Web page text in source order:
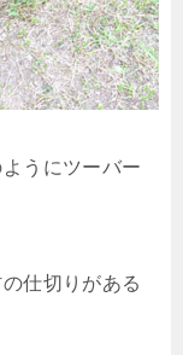
うにツーバー
仕切りがある